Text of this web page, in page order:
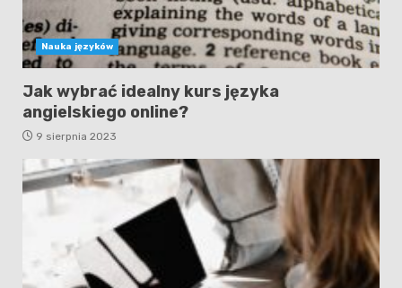
Nauka języków
Jak wybrać idealny kurs języka
angielskiego online?
9 sierpnia 2023